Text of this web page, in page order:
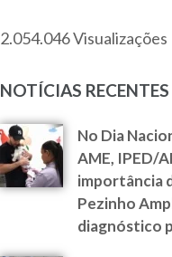
2.054.046 Visualizações
NOTÍCIAS RECENTES
No Dia
AME, IPED/
importância
Pezinho
diagnóstico